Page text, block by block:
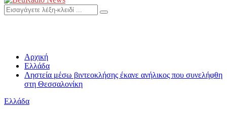
Menu
Search
for:
Search
Αρχική
Ελλάδα
Ληστεία μέσω βιντεοκλήσης έκανε ανήλικος που συνελήφθη
στη Θεσσαλονίκη
Ελλάδα